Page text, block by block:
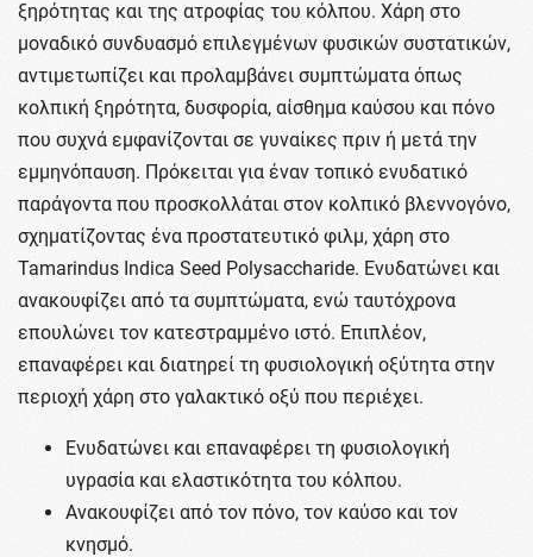
ξηρότητας και της ατροφίας του κόλπου. Xάρη στο
μοναδικό συνδυασμό επιλεγμένων φυσικών συστατικών,
αντιμετωπίζει και προλαμβάνει συμπτώματα όπως
κολπική ξηρότητα, δυσφορία, αίσθημα καύσου και πόνο
που συχνά εμφανίζονται σε γυναίκες πριν ή μετά την
εμμηνόπαυση. Πρόκειται για έναν τοπικό ενυδατικό
παράγοντα που προσκολλάται στον κολπικό βλεννογόνο,
σχηματίζοντας ένα προστατευτικό φιλμ, χάρη στο
Tamarindus Indica Seed Polysaccharide. Ενυδατώνει και
ανακουφίζει από τα συμπτώματα, ενώ ταυτόχρονα
επουλώνει τον κατεστραμμένο ιστό. Επιπλέον,
επαναφέρει και διατηρεί τη φυσιολογική οξύτητα στην
περιοχή χάρη στο γαλακτικό οξύ που περιέχει.
Ενυδατώνει και επαναφέρει τη φυσιολογική
υγρασία και ελαστικότητα του κόλπου.
Ανακουφίζει από τον πόνο, τον καύσο και τον
κνησμό.